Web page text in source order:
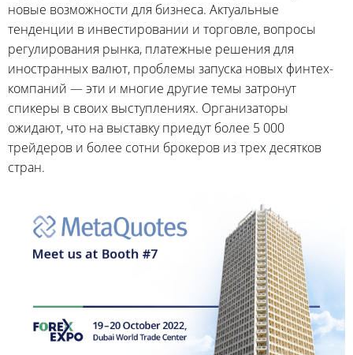
новые возможности для бизнеса. Актуальные
тенденции в инвестировании и торговле, вопросы
регулирования рынка, платежные решения для
иностранных валют, проблемы запуска новых финтех-
компаний — эти и многие другие темы затронут
спикеры в своих выступлениях. Организаторы
ожидают, что на выставку приедут более 5 000
трейдеров и более сотни брокеров из трех десятков
стран.